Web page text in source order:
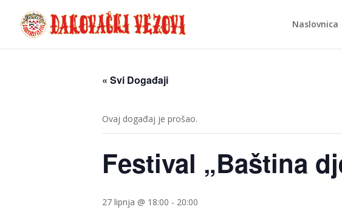
Naslovnica
« Svi Događaji
Ovaj događaj je prošao.
Festival „Baština
27 lipnja @ 18:00 - 20:00